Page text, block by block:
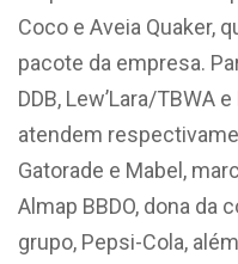
Coco e Aveia Quaker,
pacote da empresa.
DDB, Lew’Lara/TBWA
atendem
Gatorade e Mabel,
Almap BBDO, dona da
grupo, Pepsi-Cola,